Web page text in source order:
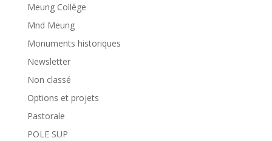
Meung Collège
Mnd Meung
Monuments historiques
Newsletter
Non classé
Options et projets
Pastorale
POLE SUP